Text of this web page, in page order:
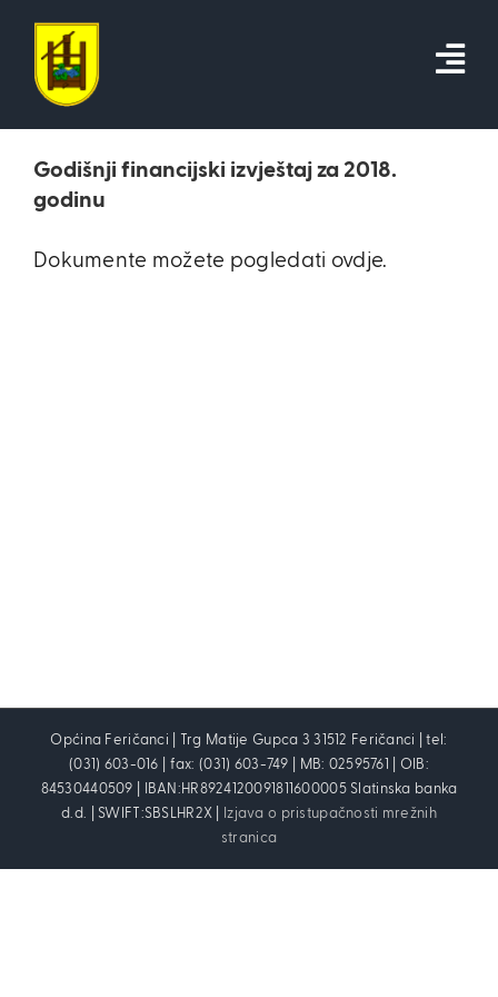
content
Godišnji financijski izvještaj za 2018.
godinu
Dokumente možete pogledati ovdje.
Općina Feričanci | Trg Matije Gupca 3 31512 Feričanci | tel:
(031) 603-016 | fax: (031) 603-749 | MB: 02595761 | OIB:
84530440509 | IBAN:HR8924120091811600005 Slatinska banka
d.d. | SWIFT:SBSLHR2X |
Izjava o pristupačnosti mrežnih
stranica